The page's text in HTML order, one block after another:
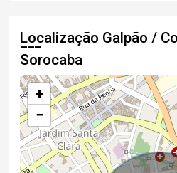
Localização Galpão /
Sorocaba
+
−